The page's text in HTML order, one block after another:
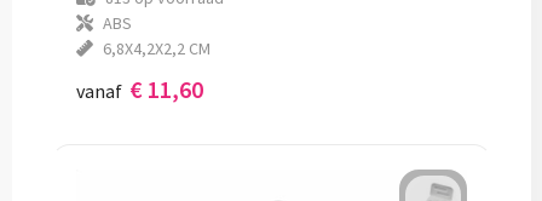
ABS
6,8X4,2X2,2 CM
vanaf € 11,60